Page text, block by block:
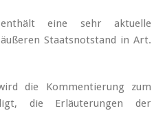
eine sehr aktuelle
Staatsnotstand in Art.
die Kommentierung zum
die Erläuterungen der